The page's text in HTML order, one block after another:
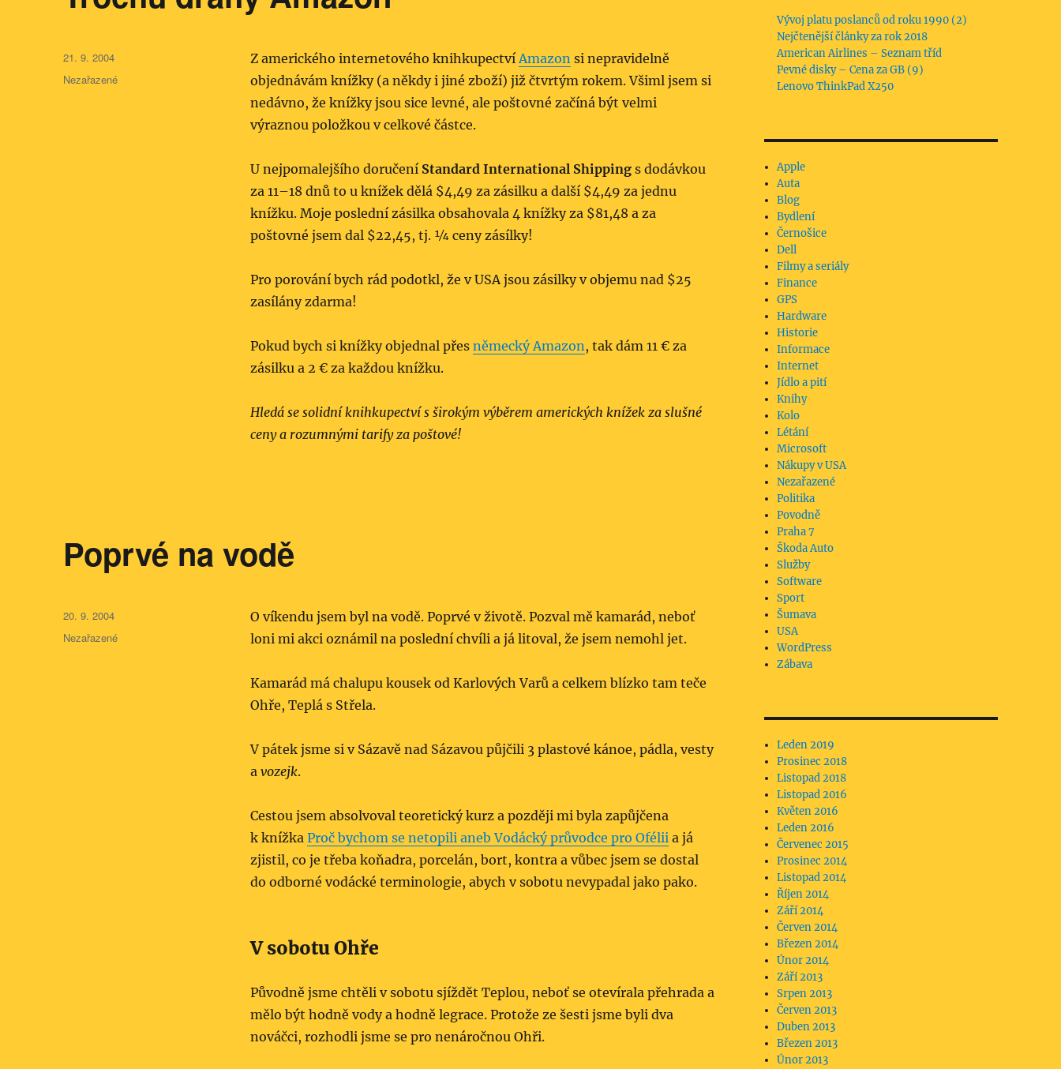
Z amerického internetového knihkupectvíAmazonsi nepravidelně
objednávám knížky (a někdy i jiné zboží) již čtvrtým rokem. Všiml jsem si
nedávno, že knížky jsou sice levné, ale poštovné začíná být velmi
výraznou položkou v celkové částce.
U nejpomalejšího doručení Standard International Shippings dodávkou
za 11–18 dnů to u knížek dělá $4,49 za zásilku a další $4,49 za jednu
knížku. Moje poslední zásilka obsahovala 4 knížky za $81,48 a za
poštovné jsem dal $22,45, tj. ¼ ceny zásílky!
Pro porování bych rád podotkl, že v USA jsou zásilky v objemu nad $25
zasílány zdarma!
Pokud bych si knížky objednal přes německý Amazon, tak dám 11 € za
zásilku a 2 € za každou knížku.
Hledá se solidní knihkupectví s širokým výběrem amerických knížek za slušné
ceny a rozumnými tarify za poštové!
Publikováno:
21. 9. 2004
Rubriky:
Nezařazené
Poprvé na vodě
O víkendu jsem byl na vodě. Poprvé v životě. Pozval mě kamarád, neboť
loni mi akci oznámil na poslední chvíli a já litoval, že jsem nemohl jet.
Kamarád má chalupu kousek od Karlových Varů a celkem blízko tam teče
Ohře, Teplá s Střela.
V pátek jsme si v Sázavě nad Sázavou půjčili 3 plastové kánoe, pádla, vesty
a vozejk.
Cestou jsem absolvoval teoretický kurz a později mi byla zapůjčena
k knížka Proč bychom se netopili aneb Vodácký průvodce pro Oféliia já
zjistil, co je třeba koňadra, porcelán, bort, kontra a vůbec jsem se dostal
do odborné vodácké terminologie, abych v sobotu nevypadal jako pako.
V sobotu Ohře
Původně jsme chtěli v sobotu sjíždět Teplou, neboť se otevírala přehrada a
mělo být hodně vody a hodně legrace. Protože ze šesti jsme byli dva
nováčci, rozhodli jsme se pro nenáročnou Ohři.
Publikováno:
20. 9. 2004
Rubriky:
Nezařazené
Vývoj platu poslanců od roku 1990 (2)
Nejčtenější články za rok 2018
American Airlines – Seznam tříd
Pevné disky – Cena za GB (9)
Lenovo ThinkPad X250
Apple
Auta
Blog
Bydlení
Černošice
Dell
Filmy a seriály
Finance
GPS
Hardware
Historie
Informace
Internet
Jídlo a pití
Knihy
Kolo
Létání
Microsoft
Nákupy v USA
Nezařazené
Politika
Povodně
Praha 7
Škoda Auto
Služby
Software
Sport
Šumava
USA
WordPress
Zábava
Leden 2019
Prosinec 2018
Listopad 2018
Listopad 2016
Květen 2016
Leden 2016
Červenec 2015
Prosinec 2014
Listopad 2014
Říjen 2014
Září 2014
Červen 2014
Březen 2014
Únor 2014
Září 2013
Srpen 2013
Červen 2013
Duben 2013
Březen 2013
Únor 2013